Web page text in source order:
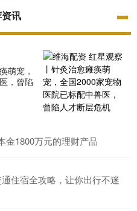
讯
萌宠，
，曾陷
金1800万元的理财产品
住宿全攻略，让你出行不迷